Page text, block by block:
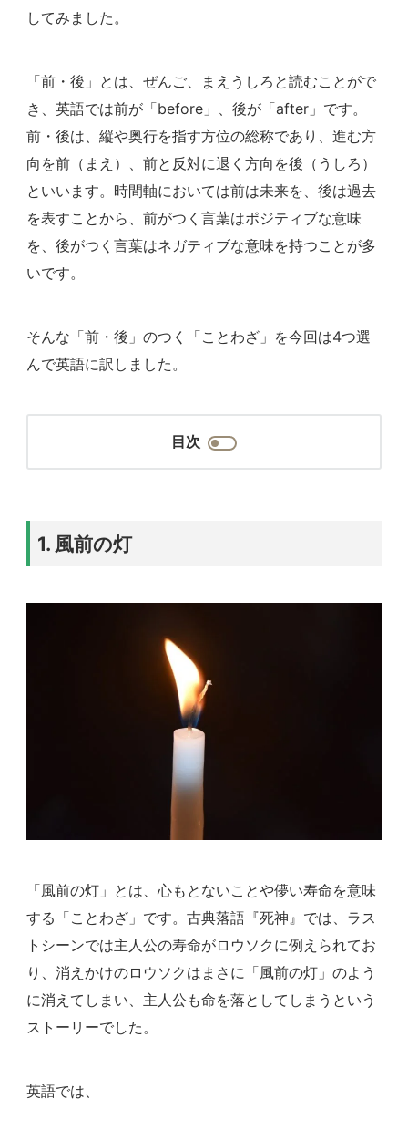
してみました。
「前・後」とは、ぜんご、まえうしろと読むことがで
き、英語では前が「before」、後が「after」です。
前・後は、縦や奥行を指す方位の総称であり、進む方
向を前（まえ）、前と反対に退く方向を後（うしろ）
といいます。時間軸においては前は未来を、後は過去
を表すことから、前がつく言葉はポジティブな意味
を、後がつく言葉はネガティブな意味を持つことが多
いです。
そんな「前・後」のつく「ことわざ」を今回は4つ選
んで英語に訳しました。
目次
1. 風前の灯
「風前の灯」とは、心もとないことや儚い寿命を意味
する「ことわざ」です。古典落語『死神』では、ラス
トシーンでは主人公の寿命がロウソクに例えられてお
り、消えかけのロウソクはまさに「風前の灯」のよう
に消えてしまい、主人公も命を落としてしまうという
ストーリーでした。
英語では、